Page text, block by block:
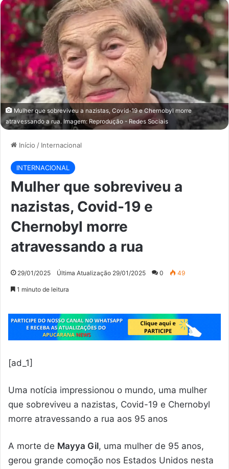
Mulher que sobreviveu a nazistas, Covid-19 e Chernobyl morre
atravessando a rua. Imagem: Reprodução - Redes Sociais
Início / Internacional
INTERNACIONAL
Mulher que sobreviveu a
nazistas, Covid-19 e
Chernobyl morre
atravessando a rua
29/01/2025 Última Atualização 29/01/2025 0 49
1 minuto de leitura
[ad_1]
Uma notícia impressionou o mundo, uma mulher
que sobreviveu a nazistas, Covid-19 e Chernobyl
morre atravessando a rua aos 95 anos
A morte de Mayya Gil, uma mulher de 95 anos,
gerou grande comoção nos Estados Unidos nesta